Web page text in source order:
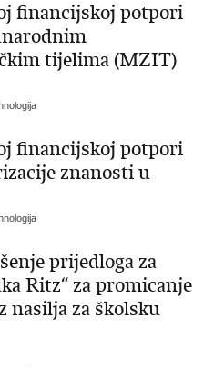
financijskoj potpori
tijelima (MZIT)
financijskoj potpori
znanosti u
prijedloga za
Ritz“ za promicanje
nasilja za školsku